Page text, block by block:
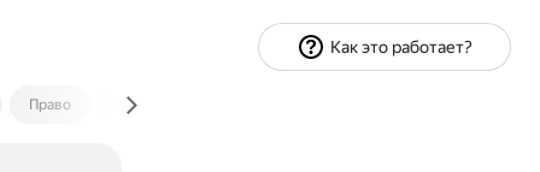
Право Экономика и финансы
Как это работает?